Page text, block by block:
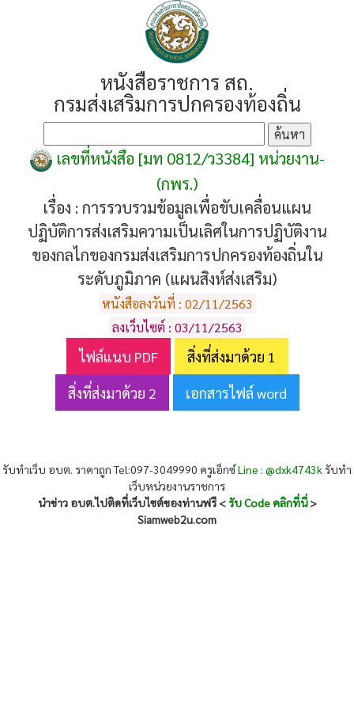
หนังสือราชการ สถ.
กรมส่งเสริมการปกครองท้องถิ่น
เลขที่หนังสือ [มท 0812/ว3384] หน่วยงาน-
(กพร.)
เรื่อง :การรวบรวมข้อมูลเพื่อขับเคลื่อนแผน
ปฏิบัติการส่งเสริมความเป็นเลิศในการปฏิบัติงาน
ของกลไกของกรมส่งเสริมการปกครองท้องถิ่นใน
ระดับภูมิภาค (แผนสิงห์ส่งเสริม)
หนังสือลงวันที่ : 02/11/2563
ลงเว็บไซต์ : 03/11/2563
ไฟล์แนบ PDF
สิ่งที่ส่งมาด้วย 1
สิ่งที่ส่งมาด้วย 2
เอกสารไฟล์ word
รับทำเว็บ อบต. ราคาถูก Tel:097-3049990 ครูเอ็กซ์Line : @dxk4743k รับทำ
เว็บหน่วยงานราชการ
นำข่าว อบต.ไปติดที่เว็บไซต์ของท่านฟรี <รับ Code คลิกที่นี่>
Siamweb2u.com